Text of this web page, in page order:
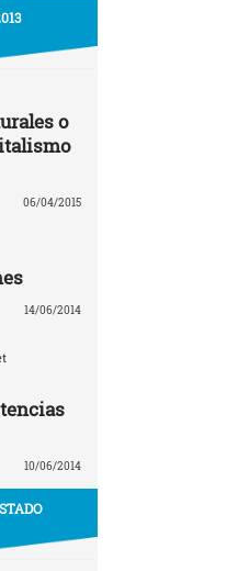
o
06/04/2015
14/06/2014
10/06/2014